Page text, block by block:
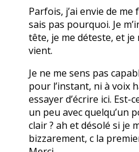
Parfois, j’ai envie de
sais pas pourquoi. Je
tête, je me déteste, et je
vient.
Je ne me sens pas
pour l’instant, ni à voix
essayer d’écrire ici.
un peu avec quelqu’un
clair ? ah et désolé si je
bizzarement, c la